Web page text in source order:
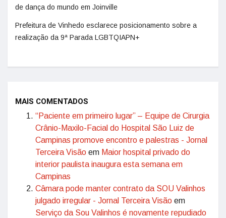
de dança do mundo em Joinville
Prefeitura de Vinhedo esclarece posicionamento sobre a
realização da 9ª Parada LGBTQIAPN+
MAIS COMENTADOS
“Paciente em primeiro lugar” – Equipe de Cirurgia
Crânio-Maxilo-Facial do Hospital São Luiz de
Campinas promove encontro e palestras - Jornal
Terceira Visão em Maior hospital privado do
interior paulista inaugura esta semana em
Campinas
Câmara pode manter contrato da SOU Valinhos
julgado irregular - Jornal Terceira Visão em
Serviço da Sou Valinhos é novamente repudiado